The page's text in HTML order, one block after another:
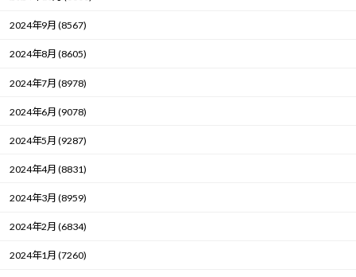
2024年9月 (8567)
2024年8月 (8605)
2024年7月 (8978)
2024年6月 (9078)
2024年5月 (9287)
2024年4月 (8831)
2024年3月 (8959)
2024年2月 (6834)
2024年1月 (7260)